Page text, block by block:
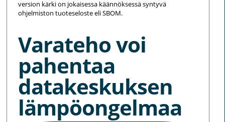
version kärki on jokaisessa käännöksessä syntyvä
ohjelmiston tuoteseloste eli SBOM.
Varateho voi
pahentaa
datakeskuksen
lämpöongelmaa